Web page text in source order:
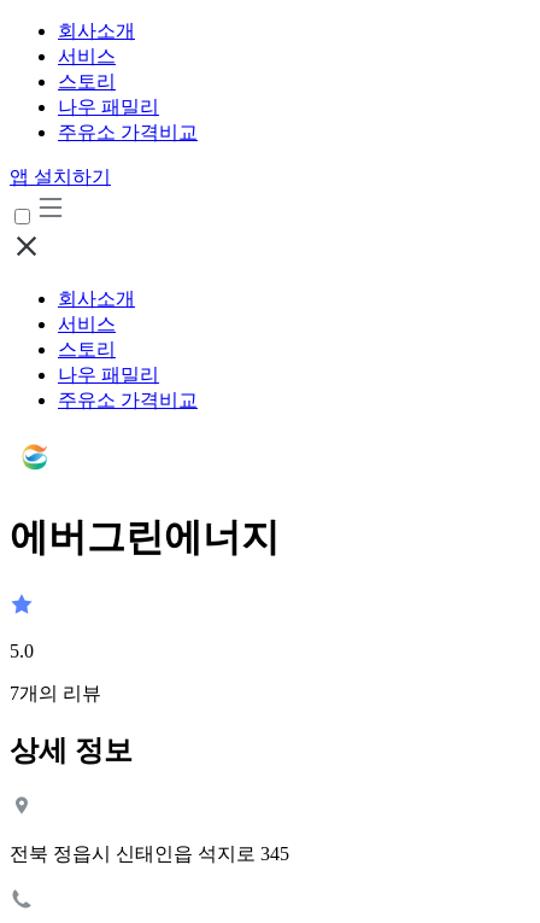
회사소개
서비스
스토리
나우 패밀리
주유소 가격비교
앱 설치하기
회사소개
서비스
스토리
나우 패밀리
주유소 가격비교
에버그린에너지
5.0
7개의 리뷰
상세 정보
전북 정읍시 신태인읍 석지로 345